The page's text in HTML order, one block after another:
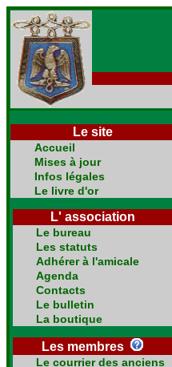
Le site
Accueil
Mises à jour
Infos légales
Le livre d'or
L' association
Le bureau
Les statuts
Adhérer à l'amicale
Agenda
Contacts
Le bulletin
La boutique
Les membres
Le courrier des anciens